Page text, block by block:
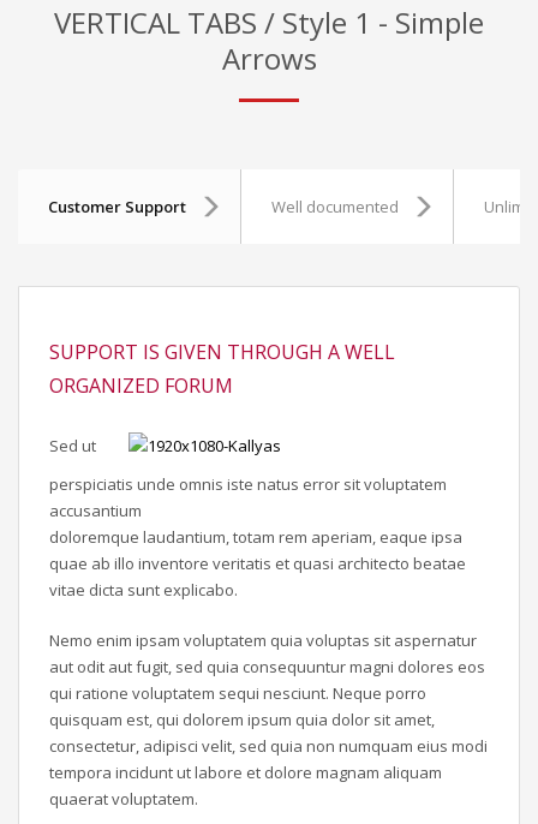
VERTICAL TABS / Style 1 - Simple
Arrows
Customer Support Well documented
SUPPORT IS GIVEN THROUGH A WELL
ORGANIZED FORUM
Sed ut
perspiciatis unde omnis iste natus error sit voluptatem
accusantium
doloremque laudantium, totam rem aperiam, eaque ipsa
quae ab illo inventore veritatis et quasi architecto beatae
vitae dicta sunt explicabo.
Nemo enim ipsam voluptatem quia voluptas sit aspernatur
aut odit aut fugit, sed quia consequuntur magni dolores eos
qui ratione voluptatem sequi nesciunt. Neque porro
quisquam est, qui dolorem ipsum quia dolor sit amet,
consectetur, adipisci velit, sed quia non numquam eius modi
tempora incidunt ut labore et dolore magnam aliquam
quaerat voluptatem.